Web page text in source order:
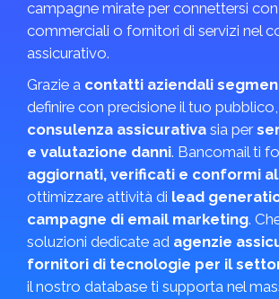
campagne mirate per connettersi
commerciali o fornitori di servizi nel
assicurativo.
Grazie a contatti aziendali
definire con precisione il tuo
consulenza assicurativa sia per
e valutazione danni. Bancomail ti
aggiornati, verificati e conformi al
ottimizzare attività di lead
campagne di email marketing.
soluzioni dedicate ad agenzie
fornitori di tecnologie per il
il nostro database ti supporta nel